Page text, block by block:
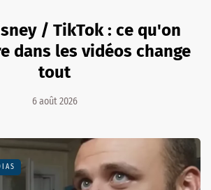
/ TikTok : ce qu'on
dans les vidéos change
tout
6 août 2026